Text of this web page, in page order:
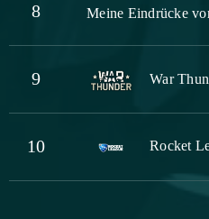
8 Meine Eindrücke
9 War
10 Rocket